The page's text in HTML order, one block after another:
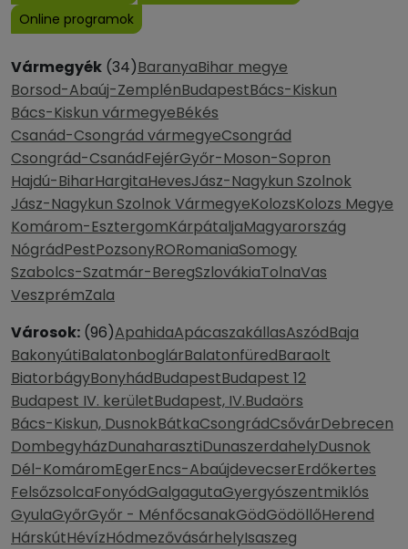
Online programok
Vármegyék (34)BaranyaBihar megye
Borsod-Abaúj-ZemplénBudapestBács-Kiskun
Bács-Kiskun vármegyeBékés
Csanád-Csongrád vármegyeCsongrád
Csongrád-CsanádFejérGyőr-Moson-Sopron
Hajdú-BiharHargitaHevesJász-Nagykun Szolnok
Jász-Nagykun Szolnok VármegyeKolozsKolozs Megye
Komárom-EsztergomKárpátaljaMagyarország
NógrádPestPozsonyRORomaniaSomogy
Szabolcs-Szatmár-BeregSzlovákiaTolnaVas
VeszprémZala
Városok: (96)ApahidaApácaszakállasAszódBaja
BakonyútiBalatonboglárBalatonfüredBaraolt
BiatorbágyBonyhádBudapestBudapest 12
Budapest IV. kerületBudapest, IV.Budaörs
Bács-Kiskun, DusnokBátkaCsongrádCsővárDebrecen
DombegyházDunaharasztiDunaszerdahelyDusnok
Dél-KomáromEgerEncs-AbaújdevecserErdőkertes
FelsőzsolcaFonyódGalgagutaGyergyószentmiklós
GyulaGyőrGyőr - MénfőcsanakGödGödöllőHerend
HárskútHévízHódmezővásárhelyIsaszeg